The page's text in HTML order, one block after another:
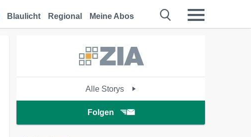
Blaulicht Regional Meine Abos
Alle Storys
Folgen